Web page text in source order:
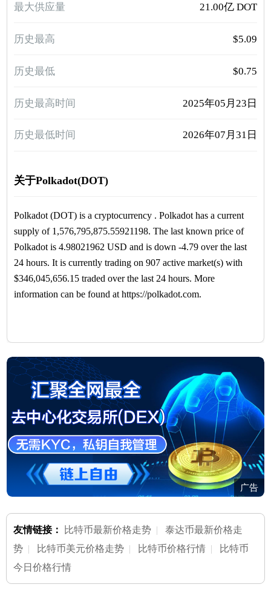
最大供应量 21.00亿 DOT
历史最高 $5.09
历史最低 $0.75
历史最高时间 2025年05月23日
历史最低时间 2026年07月31日
关于Polkadot(DOT)
Polkadot (DOT) is a cryptocurrency . Polkadot has a current
supply of 1,576,795,875.55921198. The last known price of
Polkadot is 4.98021962 USD and is down -4.79 over the last
24 hours. It is currently trading on 907 active market(s) with
$346,045,656.15 traded over the last 24 hours. More
information can be found at https://polkadot.com.
广告
友情链接： 比特币最新价格走势 |泰达币最新价格走
势 | 比特币美元价格走势 | 比特币价格行情 | 比特币
今日价格行情